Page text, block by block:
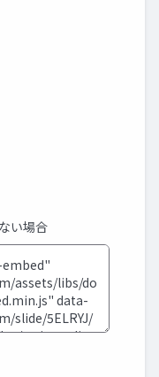
い場合